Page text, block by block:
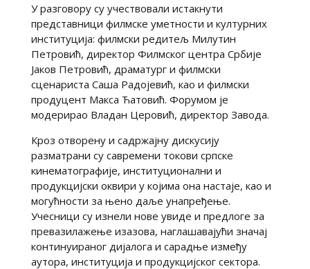
У разговору су учествовали истакнути
представници филмске уметности и културних
институција: филмски редитељ Милутин
Петровић, директор Филмског центра Србије
Јаков Петровић, драматург и филмски
сценариста Саша Радојевић, као и филмски
продуцент Макса Ћатовић. Форумом је
модерирао Владан Церовић, директор Завода.
Кроз отворену и садржајну дискусију
разматрани су савремени токови српске
кинематографије, институционални и
продукцијски оквири у којима она настаје, као и
могућности за њено даље унапређење.
Учесници су изнели нове увиде и предлоге за
превазилажење изазова, наглашавајући значај
континуираног дијалога и сарадње између
аутора, институција и продукцијског сектора.